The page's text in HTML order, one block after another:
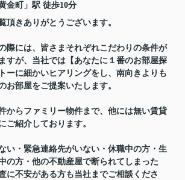
金町 」駅 徒歩10分
頂きありがとうございます。
際には、皆さまそれぞれこだわりの条件が
すが、当社では【あなたに１番のお部屋探
ーに細かいヒアリングをし、南向きよりも
お部屋をご提案いたします。
からファミリー物件まで、他には無い賃貸
ご紹介しております。
い・緊急連絡先がいない・休職中の方・生
の方・他の不動産屋で断られてしまった
に不安がある方も当社までご相談くださ